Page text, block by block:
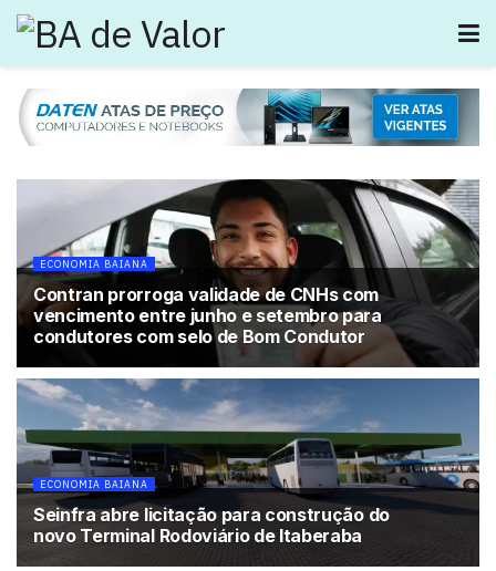
ECONOMIA BAIANA
Contran prorroga validade de CNHs com
vencimento entre junho e setembro para
condutores com selo de Bom Condutor
ECONOMIA BAIANA
Seinfra abre licitação para construção do
novo Terminal Rodoviário de Itaberaba